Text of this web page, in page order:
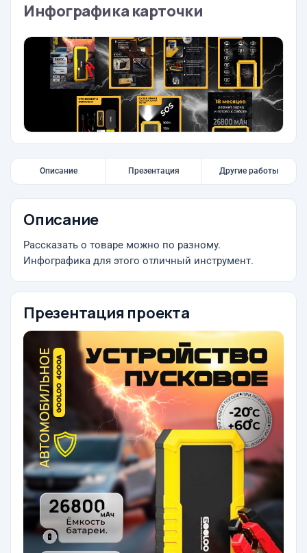
Инфографика карточки
Описание Презентация Другие работы
Описание
Рассказать о товаре можно по разному.
Инфографика для этого отличный инструмент.
Презентация проекта